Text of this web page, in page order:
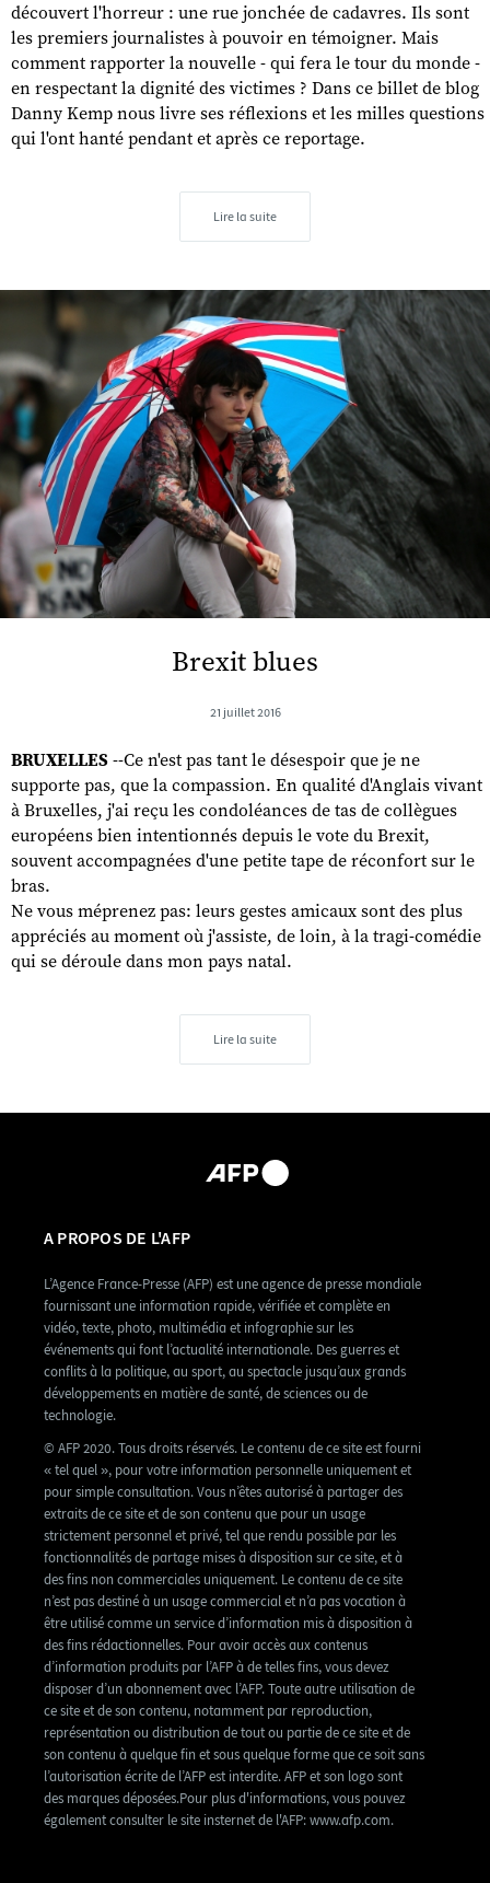
découvert l'horreur : une rue jonchée de cadavres. Ils sont
les premiers journalistes à pouvoir en témoigner. Mais
comment rapporter la nouvelle - qui fera le tour du monde -
en respectant la dignité des victimes ? Dans ce billet de blog
Danny Kemp nous livre ses réflexions et les milles questions
qui l'ont hanté pendant et après ce reportage.
Lire la suite
Brexit blues
21 juillet 2016
BRUXELLES --Ce n'est pas tant le désespoir que je ne
supporte pas, que la compassion. En qualité d'Anglais vivant
à Bruxelles, j'ai reçu les condoléances de tas de collègues
européens bien intentionnés depuis le vote du Brexit,
souvent accompagnées d'une petite tape de réconfort sur le
bras.
Ne vous méprenez pas: leurs gestes amicaux sont des plus
appréciés au moment où j'assiste, de loin, à la tragi-comédie
qui se déroule dans mon pays natal.
Lire la suite
A PROPOS DE L'AFP
L’Agence France-Presse (AFP) est une agence de presse mondiale
fournissant une information rapide, vérifiée et complète en
vidéo, texte, photo, multimédia et infographie sur les
événements qui font l’actualité internationale. Des guerres et
conflits à la politique, au sport, au spectacle jusqu’aux grands
développements en matière de santé, de sciences ou de
technologie.
© AFP 2020. Tous droits réservés. Le contenu de ce site est fourni
« tel quel », pour votre information personnelle uniquement et
pour simple consultation. Vous n’êtes autorisé à partager des
extraits de ce site et de son contenu que pour un usage
strictement personnel et privé, tel que rendu possible par les
fonctionnalités de partage mises à disposition sur ce site, et à
des fins non commerciales uniquement. Le contenu de ce site
n’est pas destiné à un usage commercial et n’a pas vocation à
être utilisé comme un service d’information mis à disposition à
des fins rédactionnelles. Pour avoir accès aux contenus
d’information produits par l’AFP à de telles fins, vous devez
disposer d’un abonnement avec l’AFP. Toute autre utilisation de
ce site et de son contenu, notamment par reproduction,
représentation ou distribution de tout ou partie de ce site et de
son contenu à quelque fin et sous quelque forme que ce soit sans
l’autorisation écrite de l’AFP est interdite. AFP et son logo sont
des marques déposées.Pour plus d'informations, vous pouvez
également consulter le site insternet de l'AFP: www.afp.com.